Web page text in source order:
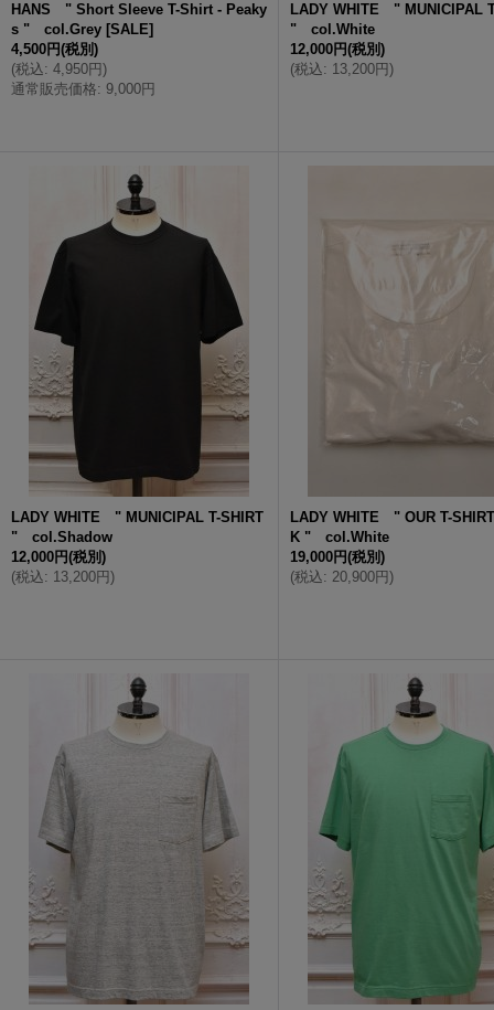
HANS " Short Sleeve T-Shirt - Peaky
s " col.Grey [SALE]
4,500円(税別)
(税込: 4,950円)
通常販売価格: 9,000円
LADY WHITE " MUNICIPAL
" col.White
12,000円(税別)
(税込: 13,200円)
LADY WHITE " MUNICIPAL T-SHIRT
" col.Shadow
12,000円(税別)
(税込: 13,200円)
LADY WHITE " OUR T-
K " col.White
19,000円(税別)
(税込: 20,900円)